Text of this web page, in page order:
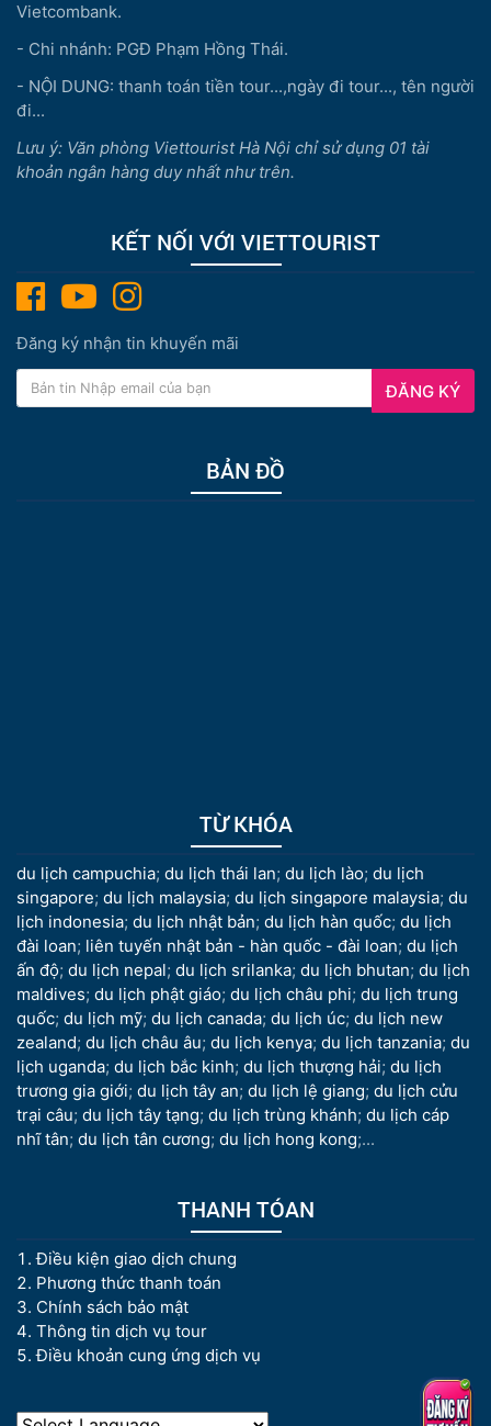
Vietcombank.
- Chi nhánh: PGĐ Phạm Hồng Thái.
- NỘI DUNG: thanh toán tiền tour...,ngày đi tour..., tên người
đi...
Lưu ý: Văn phòng Viettourist Hà Nội chỉ sử dụng 01 tài
khoản ngân hàng duy nhất như trên.
KẾT NỐI VỚI VIETTOURIST
Đăng ký nhận tin khuyến mãi
ĐĂNG KÝ
BẢN ĐỒ
TỪ KHÓA
du lịch campuchia; du lịch thái lan; du lịch lào; du lịch
singapore; du lịch malaysia; du lịch singapore malaysia; du
lịch indonesia; du lịch nhật bản; du lịch hàn quốc; du lịch
đài loan; liên tuyến nhật bản - hàn quốc - đài loan; du lịch
ấn độ; du lịch nepal; du lịch srilanka; du lịch bhutan; du lịch
maldives; du lịch phật giáo; du lịch châu phi; du lịch trung
quốc; du lịch mỹ; du lịch canada; du lịch úc; du lịch new
zealand; du lịch châu âu; du lịch kenya; du lịch tanzania; du
lịch uganda; du lịch bắc kinh; du lịch thượng hải; du lịch
trương gia giới; du lịch tây an; du lịch lệ giang; du lịch cửu
trại câu; du lịch tây tạng; du lịch trùng khánh; du lịch cáp
nhĩ tân; du lịch tân cương; du lịch hong kong;...
THANH TÓAN
Điều kiện giao dịch chung
Phương thức thanh toán
Chính sách bảo mật
Thông tin dịch vụ tour
Điều khoản cung ứng dịch vụ